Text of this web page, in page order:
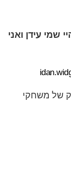
עידן ואני
של משחקי